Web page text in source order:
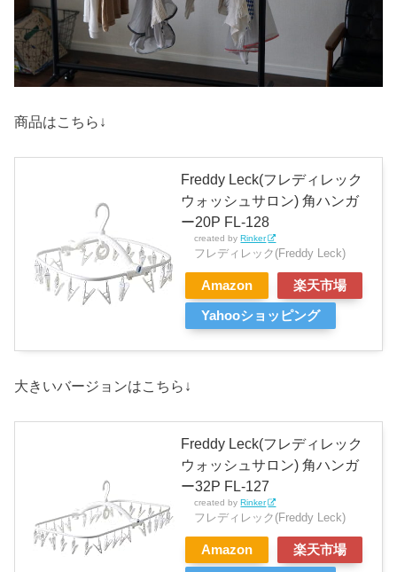
商品はこちら↓
Freddy Leck(フレディレック
ウォッシュサロン) 角ハンガ
ー20P FL-128
created byRinker
フレディレック(Freddy Leck)
Amazon 楽天市場
Yahooショッピング
大きいバージョンはこちら↓
Freddy Leck(フレディレック
ウォッシュサロン) 角ハンガ
ー32P FL-127
created byRinker
フレディレック(Freddy Leck)
Amazon 楽天市場